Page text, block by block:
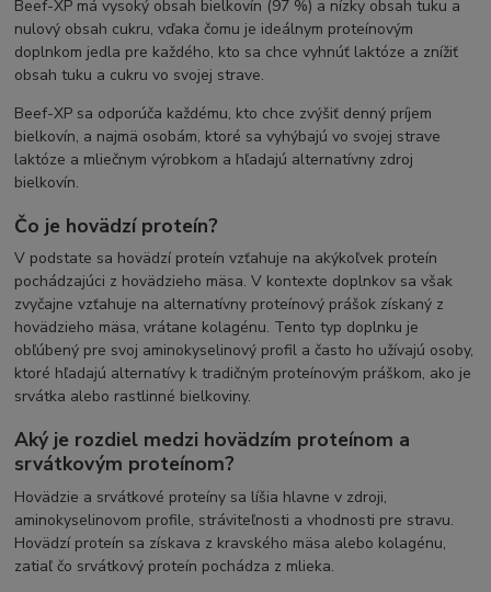
Beef-XP má vysoký obsah bielkovín (97 %) a nízky obsah tuku a
nulový obsah cukru, vďaka čomu je ideálnym proteínovým
doplnkom jedla pre každého, kto sa chce vyhnúť laktóze a znížiť
obsah tuku a cukru vo svojej strave.
Beef-XP sa odporúča každému, kto chce zvýšiť denný príjem
bielkovín, a najmä osobám, ktoré sa vyhýbajú vo svojej strave
laktóze a mliečnym výrobkom a hľadajú alternatívny zdroj
bielkovín.
Čo je hovädzí proteín?
V podstate sa hovädzí proteín vzťahuje na akýkoľvek proteín
pochádzajúci z hovädzieho mäsa. V kontexte doplnkov sa však
zvyčajne vzťahuje na alternatívny proteínový prášok získaný z
hovädzieho mäsa, vrátane kolagénu. Tento typ doplnku je
obľúbený pre svoj aminokyselinový profil a často ho užívajú osoby,
ktoré hľadajú alternatívy k tradičným proteínovým práškom, ako je
srvátka alebo rastlinné bielkoviny.
Aký je rozdiel medzi hovädzím proteínom a
srvátkovým proteínom?
Hovädzie a srvátkové proteíny sa líšia hlavne v zdroji,
aminokyselinovom profile, stráviteľnosti a vhodnosti pre stravu.
Hovädzí proteín sa získava z kravského mäsa alebo kolagénu,
zatiaľ čo srvátkový proteín pochádza z mlieka.